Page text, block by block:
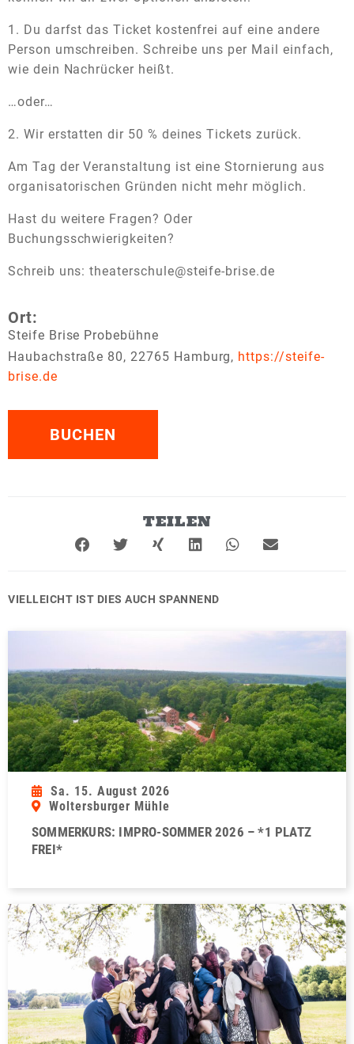
1. Du darfst das Ticket kostenfrei auf eine andere
Person umschreiben. Schreibe uns per Mail einfach,
wie dein Nachrücker heißt.
…oder…
2. Wir erstatten dir 50 % deines Tickets zurück.
Am Tag der Veranstaltung ist eine Stornierung aus
organisatorischen Gründen nicht mehr möglich.
Hast du weitere Fragen? Oder
Buchungsschwierigkeiten?
Schreib uns: theaterschule@steife-brise.de
Ort:
Steife Brise Probebühne
Haubachstraße 80, 22765 Hamburg, https://steife-
brise.de
BUCHEN
TEILEN
VIELLEICHT IST DIES AUCH SPANNEND
Sa. 15. August 2026
Woltersburger Mühle
SOMMERKURS: IMPRO-SOMMER 2026 – *1 PLATZ
FREI*